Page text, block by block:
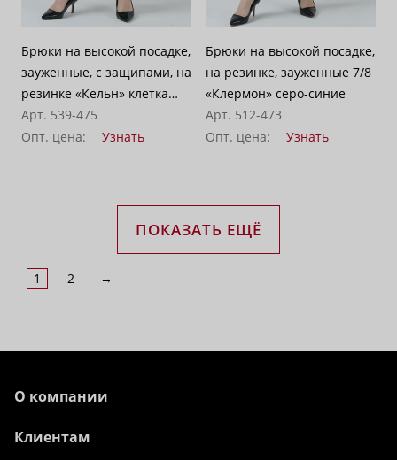
Брюки на высокой посадке,
зауженные, с защипами, на
резинке «Кельн» клетка
темно-серая с синим
Арт. 539-475
Опт. цена:
Узнать
Брюки на высокой посадке,
на резинке, зауженные 7/8
«Клермон» серо-синие
Арт. 512-473
Опт. цена:
Узнать
ПОКАЗАТЬ ЕЩЁ
1 2 →
О компании
Клиентам